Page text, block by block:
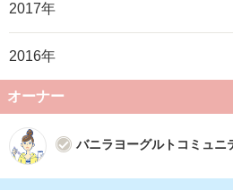
2017年
2016年
オーナー
バニラヨーグルトコミュニ